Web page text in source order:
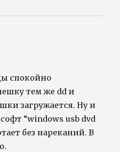
спокойно
тем же dd и
загружается. Ну и
“windows usb dvd
без нареканий. В